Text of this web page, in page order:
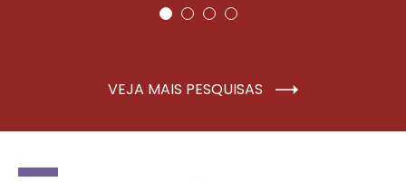
VEJA MAIS PESQUISAS